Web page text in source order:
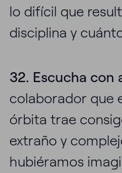
lo difícil que
disciplina y
32. Escucha con
colaborador que
órbita trae
extraño y
hubiéramos